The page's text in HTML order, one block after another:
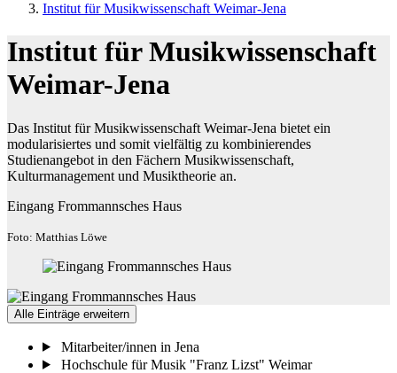
Institut für Musikwissenschaft Weimar-Jena
Institut für Musikwissenschaft
Weimar-Jena
Das Institut für Musikwissenschaft Weimar-Jena bietet ein
modularisiertes und somit vielfältig zu kombinierendes
Studienangebot in den Fächern Musikwissenschaft,
Kulturmanagement und Musiktheorie an.
Eingang Frommannsches Haus
Foto: Matthias Löwe
Alle Einträge erweitern
Mitarbeiter/innen in Jena
Hochschule für Musik "Franz Lizst" Weimar